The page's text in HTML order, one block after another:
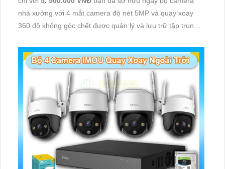
nhà xưởng với 4 mắt camera độ nét 5MP và quay xoay
360 độ không góc chết được quản lý và lưu trữ tập trung